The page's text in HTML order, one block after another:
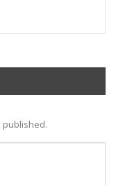
published.